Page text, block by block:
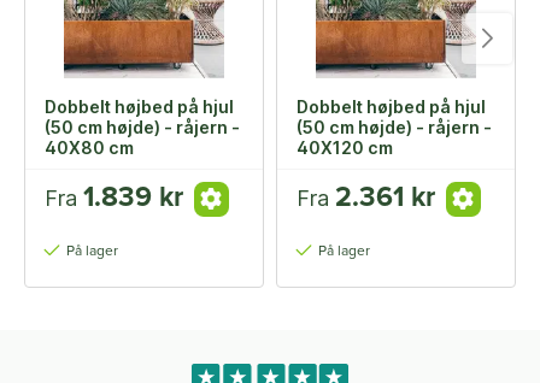
Dobbelt højbed på hjul
(50 cm højde) - råjern -
40X80 cm
Fra 1.839 kr
På lager
Dobbelt højbed på hjul
(50 cm højde) - råjern -
40X120 cm
Fra 2.361 kr
På lager